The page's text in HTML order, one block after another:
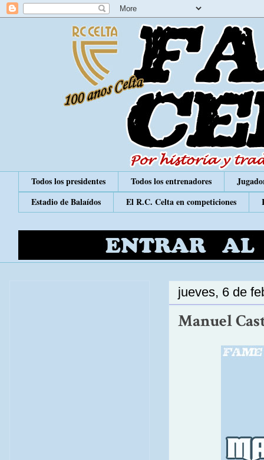
Todos los presidentes Todos los entrenadores
Estadio de Balaídos
El R.C. Celta en competiciones
jueves, 6 de
Manuel